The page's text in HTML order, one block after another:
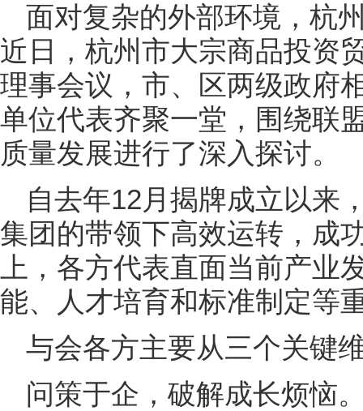
面对复杂的外部环境，杭
近日，杭州市大宗商品投资
理事会议，市、区两级政府
单位代表齐聚一堂，围绕联
质量发展进行了深入探讨。
自去年12月揭牌成立以来
集团的带领下高效运转，成
上，各方代表直面当前产业
能、人才培育和标准制定等
与会各方主要从三个关键
问策于企，破解成长烦恼